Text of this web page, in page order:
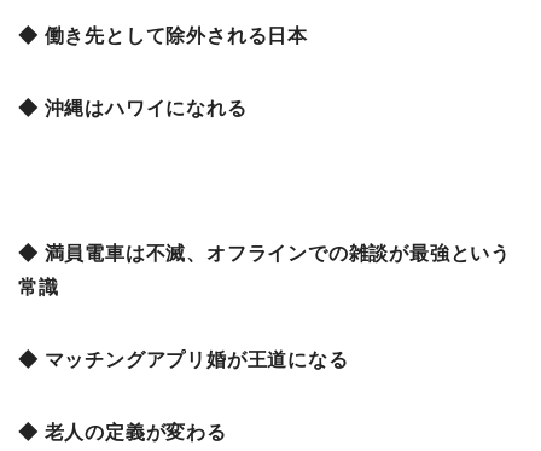
◆ 働き先として除外される日本
◆ 沖縄はハワイになれる
◆ 満員電車は不滅、オフラインでの雑談が最強という
常識
◆ マッチングアプリ婚が王道になる
◆ 老人の定義が変わる